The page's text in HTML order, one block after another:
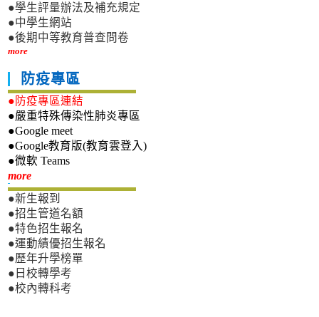
●學生評量辦法及補充規定
●中學生網站
●後期中等教育普查問卷
more
防疫專區
●防疫專區連結
●嚴重特殊傳染性肺炎專區
●Google meet
●Google教育版(教育雲登入)
●微軟 Teams
more新生專區
●新生報到
●招生管道名額
●特色招生報名
●運動績優招生報名
●歷年升學榜單
●日校轉學考
●校內轉科考